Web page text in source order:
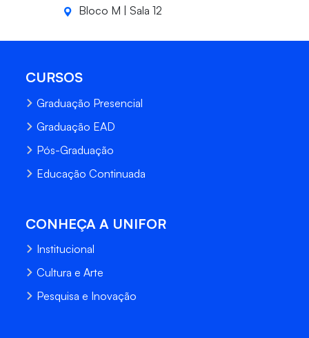
Bloco M | Sala 12
CURSOS
Graduação Presencial
Graduação EAD
Pós-Graduação
Educação Continuada
CONHEÇA A UNIFOR
Institucional
Cultura e Arte
Pesquisa e Inovação